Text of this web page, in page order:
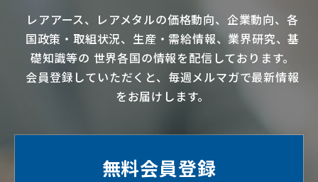
レアアース、 レアメタルの価格動向、企業動向、各
国政策・取組状況、生産・需給情報、業界研究、基
礎知識等の 世界各国の情報を配信 しております。
会員登録していただくと、毎週メルマガで最新情報
をお届けします。
無料会員登録